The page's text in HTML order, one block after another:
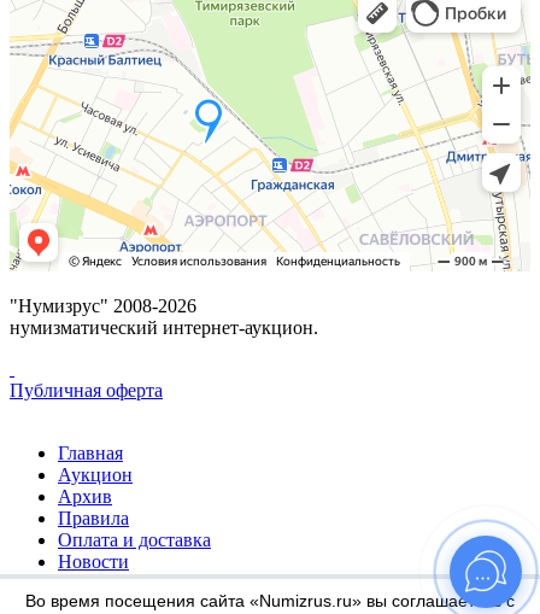
"Нумизрус" 2008-2026
нумизматический интернет-аукцион.
Публичная оферта
Главная
Аукцион
Архив
Правила
Оплата и доставка
Новости
Избранное
Отзывы
Во время посещения сайта «Numizrus.ru» вы соглашаетесь с